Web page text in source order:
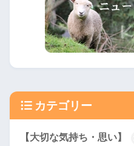
カテゴリー
【大切な気持ち・思い】